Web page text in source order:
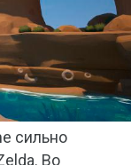
сильно
Во